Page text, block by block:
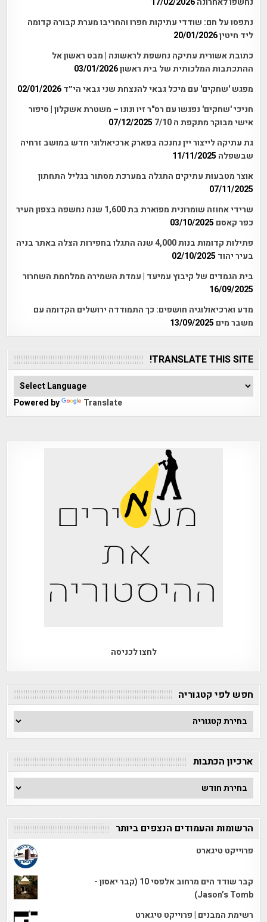
נתפסו על חם: שודדי עתיקות חפרו והחריבו מערת קבורה קדומה
ליד חיטין20/01/2026
כתובת אשורית עתיקה נחשפת לראשונה | מבט ראשון אל
ההתכתבות המלכותית של בית ראשון03/01/2026
מפגש 'שחקים' עם מיכל גבאי להנצחת שני גבאי הי״ד 02/01/2026
חניכי 'שחקים' נפגשו עם רס"ר זיו ונונו – משטרת אשקלון | סיפור
אישי מבוקר מתקפת ה 7/10
07/12/2025
גת עתיקה לייצור יין נחנכה בפארק ארכיאולוגי חדש במושב זרחיה
שבשפלה 11/11/2025
אוצר מטבעות עתיקים התגלה במערכת מסתור בגליל התחתון
07/11/2025
שרידי אחוזה שומרונית מפוארת בת 1,600 שנה נחשפה בצפון העיר
כפר קאסם 03/10/2025
פתילות קדומות בנות 4,000 שנה התגלו בחפירות הצלה באתר בניה
בעיר יהוד 02/10/2025
בית הגמדים של קיבוץ עמיעד | עמדת השמירה ממלחמת השחרור
16/09/2025
מדע וארכיאולוגיה חושפים: כך התמודדה ירושלים הקדומה עם
משבר מים 13/09/2025
TRANSLATE THIS SITE!
Powered by Translate
לחצו לכניסה
חפש לפי קטגוריה
חפש
לפי
קטגוריה
ארכיון הכתבות
ארכיון
הכתבות
הרשומות והעמודים הנצפים ביותר
פרוייקט טיגארט
קבר שודד הים מרחוב אלפסי 10 (קבר יאסון -
Jason’s Tomb)
רשימת המבנים | פרוייקט טיגארט